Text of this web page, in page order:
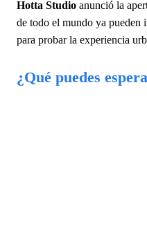
Hotta Studio anunció la
de todo el mundo ya pueden
para probar la experiencia
¿Qué puedes